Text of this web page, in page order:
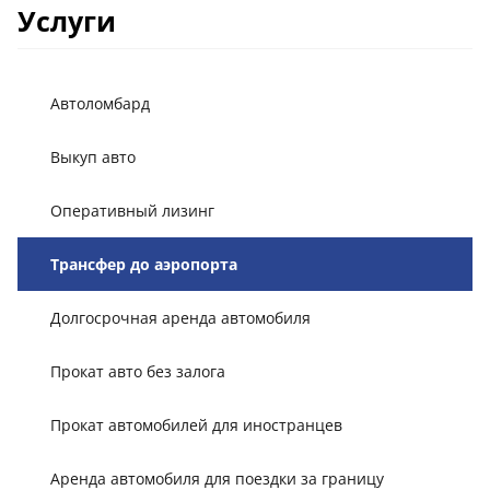
Услуги
Автоломбард
Выкуп авто
Оперативный лизинг
Трансфер до аэропорта
Долгосрочная аренда автомобиля
Прокат авто без залога
Прокат автомобилей для иностранцев
Аренда автомобиля для поездки за границу